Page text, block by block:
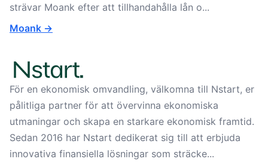
strävar Moank efter att tillhandahålla lån o...
Moank ->
För en ekonomisk omvandling, välkomna till Nstart, er
pålitliga partner för att övervinna ekonomiska
utmaningar och skapa en starkare ekonomisk framtid.
Sedan 2016 har Nstart dedikerat sig till att erbjuda
innovativa finansiella lösningar som sträcke...